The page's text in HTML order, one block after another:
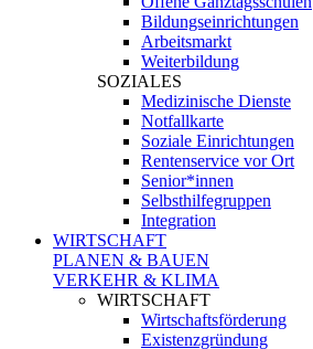
Bildungseinrichtungen
Arbeitsmarkt
Weiterbildung
SOZIALES
Medizinische Dienste
Notfallkarte
Soziale Einrichtungen
Rentenservice vor Ort
Senior*innen
Selbsthilfegruppen
Integration
WIRTSCHAFT
PLANEN & BAUEN
VERKEHR & KLIMA
WIRTSCHAFT
Wirtschaftsförderung
Existenzgründung